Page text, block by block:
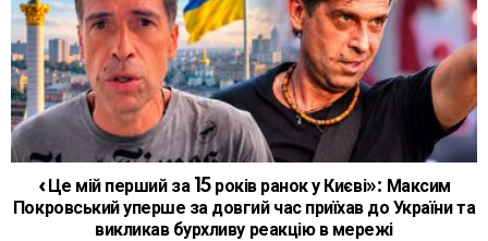
«Це мій перший за 15 років ранок у Києві»: Максим
Покровський уперше за довгий час приїхав до України та
викликав бурхливу реакцію в мережі